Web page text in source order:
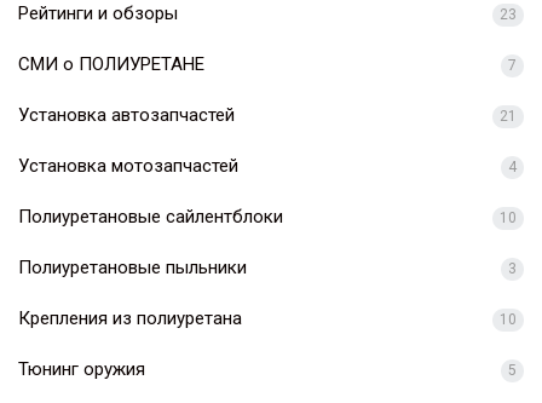
Рейтинги и обзоры 23
СМИ о ПОЛИУРЕТАНЕ 7
Установка автозапчастей 21
Установка мотозапчастей 4
Полиуретановые сайлентблоки 10
Полиуретановые пыльники 3
Крепления из полиуретана 10
Тюнинг оружия 5